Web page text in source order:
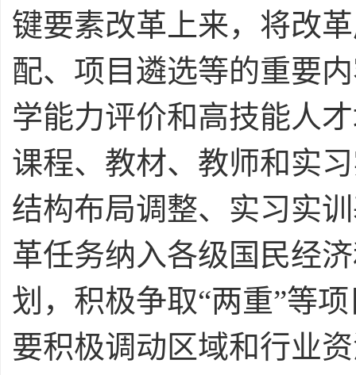
键要素改革上来，将改
配、项目遴选等的重要
学能力评价和高技能人
课程、教材、教师和实
结构布局调整、实习实
革任务纳入各级国民经
划，积极争取“两重”等
要积极调动区域和行业